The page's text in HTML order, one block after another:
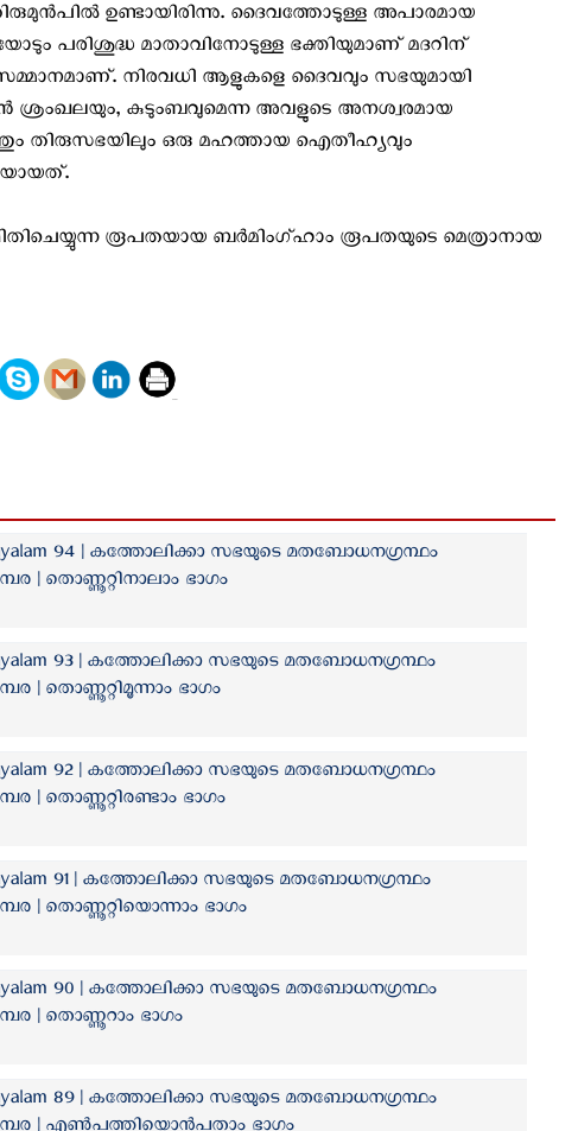
ഉണ്ടായിരിന്നു. ദൈവത്തോടുള്ള അപാരമായ
പരിശുദ്ധ മാതാവിനോടുള്ള ഭക്തിയുമാണ് മദറിന്
സമ്മാനമാണ്. നിരവധി ആളുകളെ ദൈവവും സഭയുമായി
ശ്രംഖലയും, കുടുംബവുമെന്ന അവളുടെ അനശ്വരമായ
തിരുസഭയിലും ഒരു മഹത്തായ ഐതീഹ്യവും
രൂപതയായ ബര്‍മിംഗ്ഹാം രൂപതയുടെ മെത്രാനായ
94 | കത്തോലിക്കാ സഭയുടെ മതബോധനഗ്രന്ഥം
| തൊണ്ണൂറ്റിനാലാം ഭാഗം
93 | കത്തോലിക്കാ സഭയുടെ മതബോധനഗ്രന്ഥം
| തൊണ്ണൂറ്റിമൂന്നാം ഭാഗം
92 | കത്തോലിക്കാ സഭയുടെ മതബോധനഗ്രന്ഥം
| തൊണ്ണൂറ്റിരണ്ടാം ഭാഗം
91 | കത്തോലിക്കാ സഭയുടെ മതബോധനഗ്രന്ഥം
| തൊണ്ണൂറ്റിയൊന്നാം ഭാഗം
90 | കത്തോലിക്കാ സഭയുടെ മതബോധനഗ്രന്ഥം
| തൊണ്ണൂറാം ഭാഗം
89 | കത്തോലിക്കാ സഭയുടെ മതബോധനഗ്രന്ഥം